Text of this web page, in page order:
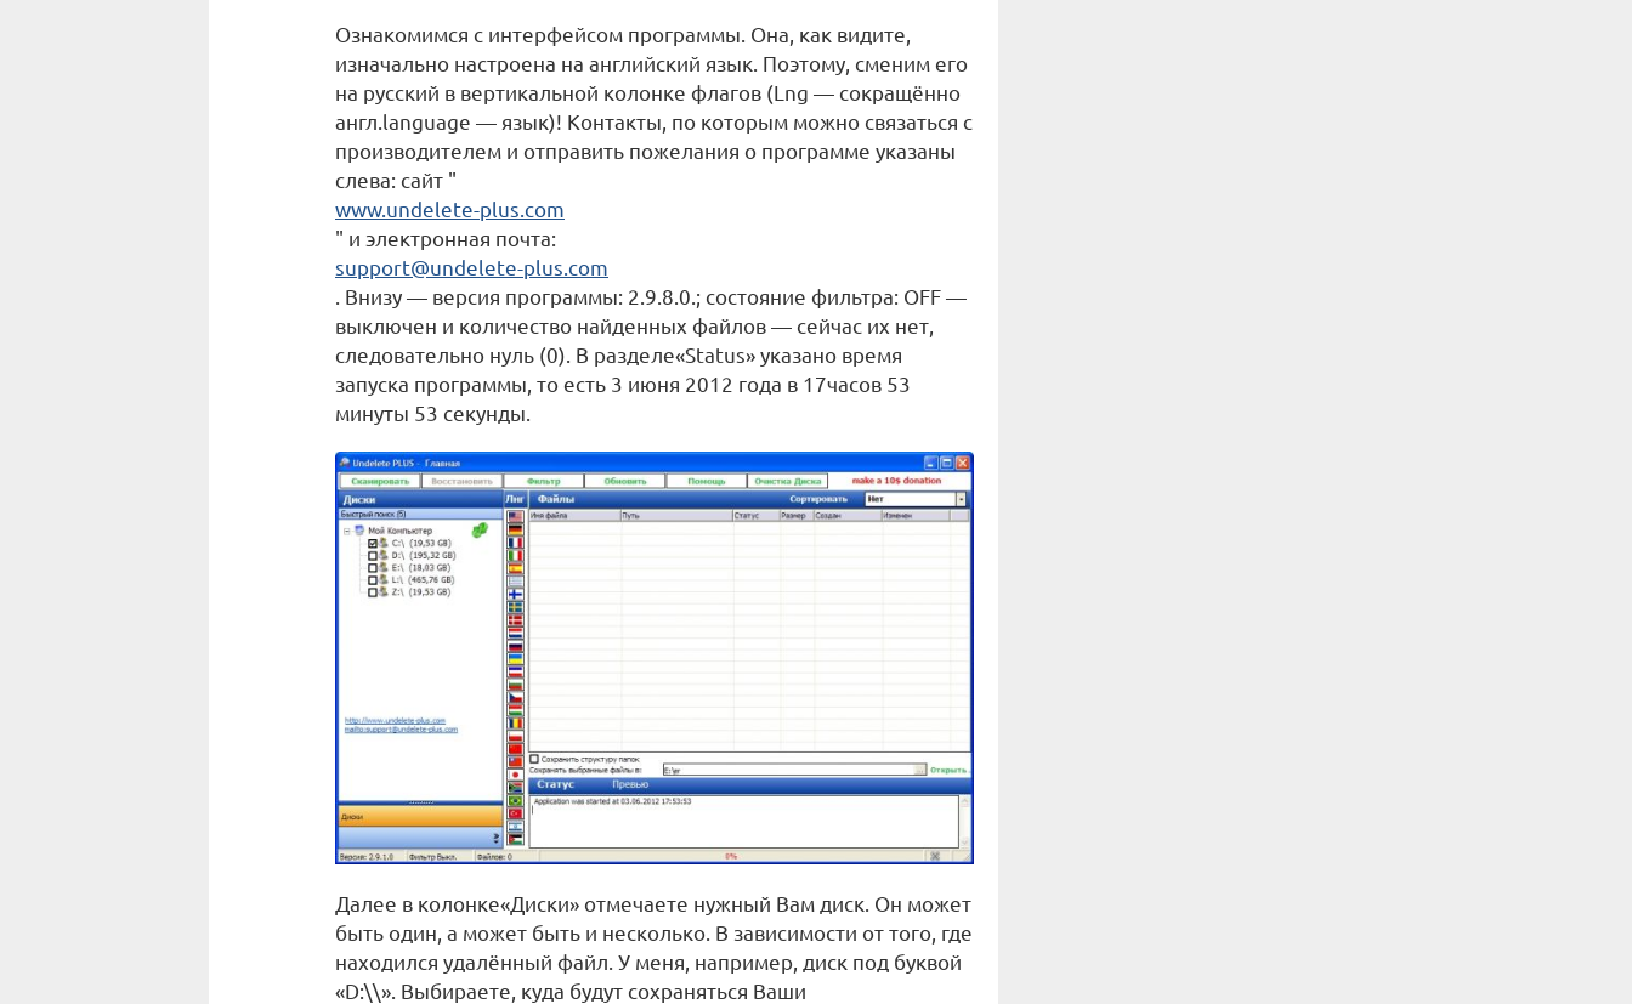
Ознакомимся с интерфейсом программы. Она, как видите,
изначально настроена на английский язык. Поэтому, сменим его
на русский в вертикальной колонке флагов (Lng — сокращённо
англ.language — язык)! Контакты, по которым можно связаться с
производителем и отправить пожелания о программе указаны
слева: сайт "
www.undelete-plus.com
" и электронная почта:
support@undelete-plus.com
. Внизу — версия программы: 2.9.8.0.; состояние фильтра: OFF —
выключен и количество найденных файлов — сейчас их нет,
следовательно нуль (0). В разделе«Status» указано время
запуска программы, то есть 3 июня 2012 года в 17часов 53
минуты 53 секунды.
Далее в колонке«Диски» отмечаете нужный Вам диск. Он может
быть один, а может быть и несколько. В зависимости от того, где
находился удалённый файл. У меня, например, диск под буквой
«D:\\». Выбираете, куда будут сохраняться Ваши